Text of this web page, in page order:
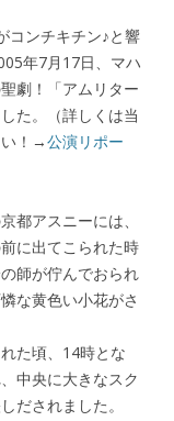
コンチキチン♪と響
年7月17日、マハ
劇！「アムリター
た。（詳しくは当
い！→公演リポー
都アスニーには、
に出てこられた時
師が佇んでおられ
な黄色い小花がさ
た頃、14時とな
中央に大きなスク
だされました。